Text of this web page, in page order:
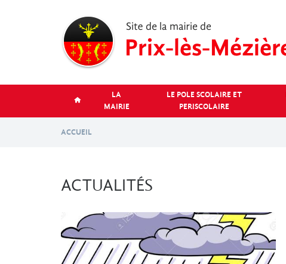
LA
MAIRIE
LE POLE SCOLAIRE ET
PERISCOLAIRE
ACCUEIL
ACTUALITÉS